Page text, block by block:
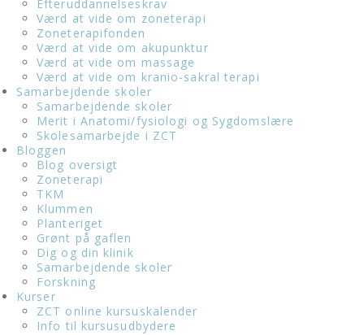
Efteruddannelseskrav
Værd at vide om zoneterapi
Zoneterapifonden
Værd at vide om akupunktur
Værd at vide om massage
Værd at vide om kranio-sakral terapi
Samarbejdende skoler
Samarbejdende skoler
Merit i Anatomi/fysiologi og Sygdomslære
Skolesamarbejde i ZCT
Bloggen
Blog oversigt
Zoneterapi
TKM
Klummen
Planteriget
Grønt på gaflen
Dig og din klinik
Samarbejdende skoler
Forskning
Kurser
ZCT online kursuskalender
Info til kursusudbydere